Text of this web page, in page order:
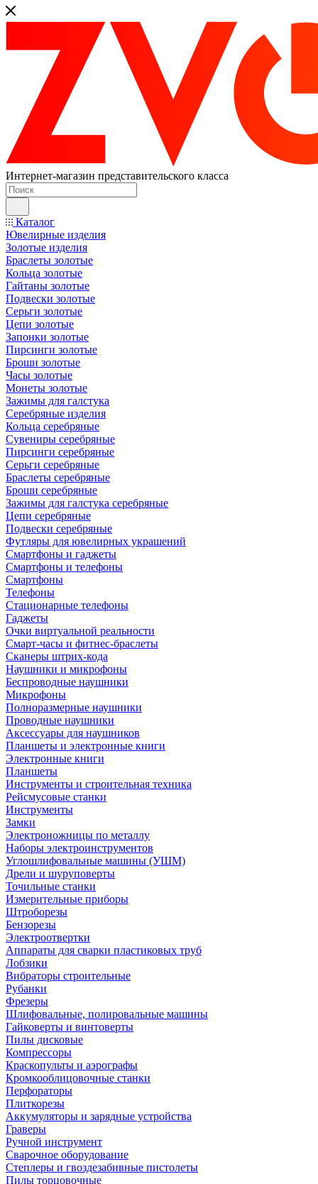
Интернет-магазин представительского класса
Каталог
Ювелирные изделия
Золотые изделия
Браслеты золотые
Кольца золотые
Гайтаны золотые
Подвески золотые
Серьги золотые
Цепи золотые
Запонки золотые
Пирсинги золотые
Броши золотые
Часы золотые
Монеты золотые
Зажимы для галстука
Серебряные изделия
Кольца серебряные
Сувениры серебряные
Пирсинги серебряные
Серьги серебряные
Браслеты серебряные
Броши серебряные
Зажимы для галстука серебряные
Цепи серебряные
Подвески серебряные
Футляры для ювелирных украшений
Смартфоны и гаджеты
Смартфоны и телефоны
Смартфоны
Телефоны
Стационарные телефоны
Гаджеты
Очки виртуальной реальности
Смарт-часы и фитнес-браслеты
Сканеры штрих-кода
Наушники и микрофоны
Беспроводные наушники
Микрофоны
Полноразмерные наушники
Проводные наушники
Аксессуары для наушников
Планшеты и электронные книги
Электронные книги
Планшеты
Инструменты и строительная техника
Рейсмусовые станки
Инструменты
Замки
Электроножницы по металлу
Наборы электроинструментов
Углошлифовальные машины (УШМ)
Дрели и шуруповерты
Точильные станки
Измерительные приборы
Штроборезы
Бензорезы
Электроотвертки
Аппараты для сварки пластиковых труб
Лобзики
Вибраторы строительные
Рубанки
Фрезеры
Шлифовальные, полировальные машины
Гайковерты и винтоверты
Пилы дисковые
Компрессоры
Краскопульты и аэрографы
Кромкооблицовочные станки
Перфораторы
Плиткорезы
Аккумуляторы и зарядные устройства
Граверы
Ручной инструмент
Сварочное оборудование
Степлеры и гвоздезабивные пистолеты
Пилы торцовочные